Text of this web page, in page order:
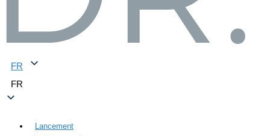
FR
FR
Lancement